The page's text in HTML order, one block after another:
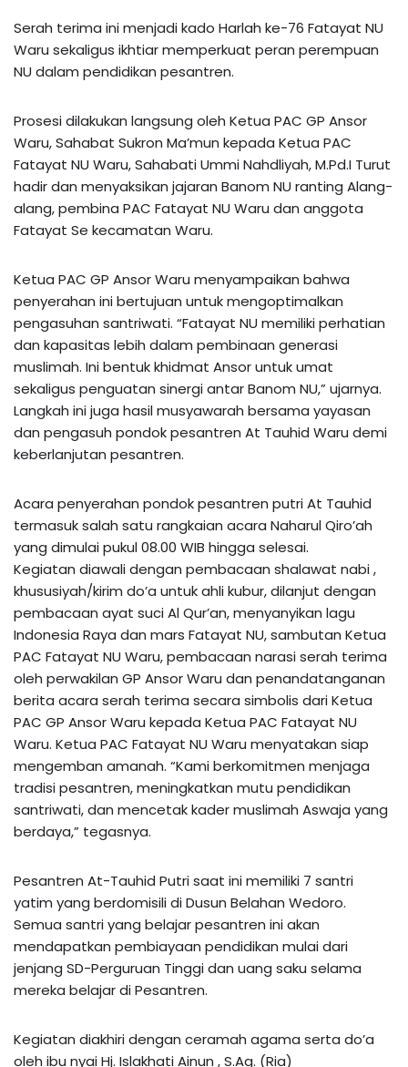
Serah terima ini menjadi kado Harlah ke-76 Fatayat NU
Waru sekaligus ikhtiar memperkuat peran perempuan
NU dalam pendidikan pesantren.
Prosesi dilakukan langsung oleh Ketua PAC GP Ansor
Waru, Sahabat Sukron Ma’mun kepada Ketua PAC
Fatayat NU Waru, Sahabati Ummi Nahdliyah, M.Pd.I Turut
hadir dan menyaksikan jajaran Banom NU ranting Alang-
alang, pembina PAC Fatayat NU Waru dan anggota
Fatayat Se kecamatan Waru.
Ketua PAC GP Ansor Waru menyampaikan bahwa
penyerahan ini bertujuan untuk mengoptimalkan
pengasuhan santriwati. “Fatayat NU memiliki perhatian
dan kapasitas lebih dalam pembinaan generasi
muslimah. Ini bentuk khidmat Ansor untuk umat
sekaligus penguatan sinergi antar Banom NU,” ujarnya.
Langkah ini juga hasil musyawarah bersama yayasan
dan pengasuh pondok pesantren At Tauhid Waru demi
keberlanjutan pesantren.
Acara penyerahan pondok pesantren putri At Tauhid
termasuk salah satu rangkaian acara Naharul Qiro’ah
yang dimulai pukul 08.00 WIB hingga selesai.
Kegiatan diawali dengan pembacaan shalawat nabi ,
khususiyah/kirim do’a untuk ahli kubur, dilanjut dengan
pembacaan ayat suci Al Qur’an, menyanyikan lagu
Indonesia Raya dan mars Fatayat NU, sambutan Ketua
PAC Fatayat NU Waru, pembacaan narasi serah terima
oleh perwakilan GP Ansor Waru dan penandatanganan
berita acara serah terima secara simbolis dari Ketua
PAC GP Ansor Waru kepada Ketua PAC Fatayat NU
Waru. Ketua PAC Fatayat NU Waru menyatakan siap
mengemban amanah. “Kami berkomitmen menjaga
tradisi pesantren, meningkatkan mutu pendidikan
santriwati, dan mencetak kader muslimah Aswaja yang
berdaya,” tegasnya.
Pesantren At-Tauhid Putri saat ini memiliki 7 santri
yatim yang berdomisili di Dusun Belahan Wedoro.
Semua santri yang belajar pesantren ini akan
mendapatkan pembiayaan pendidikan mulai dari
jenjang SD-Perguruan Tinggi dan uang saku selama
mereka belajar di Pesantren.
Kegiatan diakhiri dengan ceramah agama serta do’a
oleh ibu nyai Hj. Islakhati Ainun , S.Ag. (Ria)